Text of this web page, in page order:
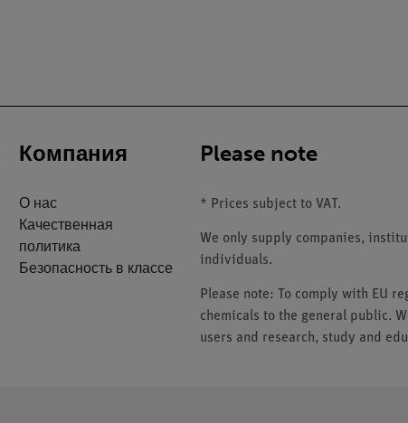
Компания
О нас
Качественная
политика
Безопасность в классе
Please note
* Prices subject to VAT.
We only supply companies,
individuals.
Please note: To comply with EU
chemicals to the general public.
users and research, study and